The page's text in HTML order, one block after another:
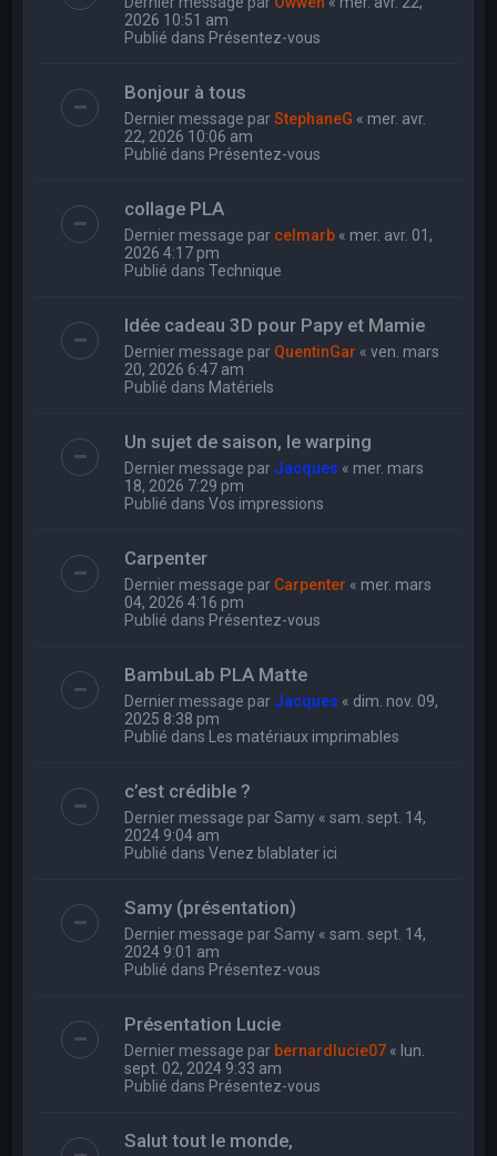
2026 10:51 am
Publié dans Présentez-vous
Bonjour à tous
Dernier message parStephaneG « mer. avr.
22, 2026 10:06 am
Publié dans Présentez-vous
collage PLA
Dernier message par celmarb « mer. avr. 01,
2026 4:17 pm
Publié dansTechnique
Idée cadeau 3D pour Papy et Mamie
Dernier message par QuentinGar «ven. mars
20, 2026 6:47 am
Publié dans Matériels
Un sujet de saison, le warping
Dernier message par Jacques « mer. mars
18, 2026 7:29 pm
Publié dansVos impressions
Carpenter
Dernier message par Carpenter « mer. mars
04, 2026 4:16 pm
Publié dans Présentez-vous
BambuLab PLA Matte
Dernier message par Jacques « dim. nov. 09,
2025 8:38 pm
Publié dans Les matériaux imprimables
c’est crédible ?
Dernier message parSamy «sam. sept. 14,
2024 9:04 am
Publié dansVenez blablater ici
Samy (présentation)
Dernier message parSamy «sam. sept. 14,
2024 9:01 am
Publié dans Présentez-vous
Présentation Lucie
Dernier message par bernardlucie07 « lun.
sept. 02, 2024 9:33 am
Publié dans Présentez-vous
Salut tout le monde,